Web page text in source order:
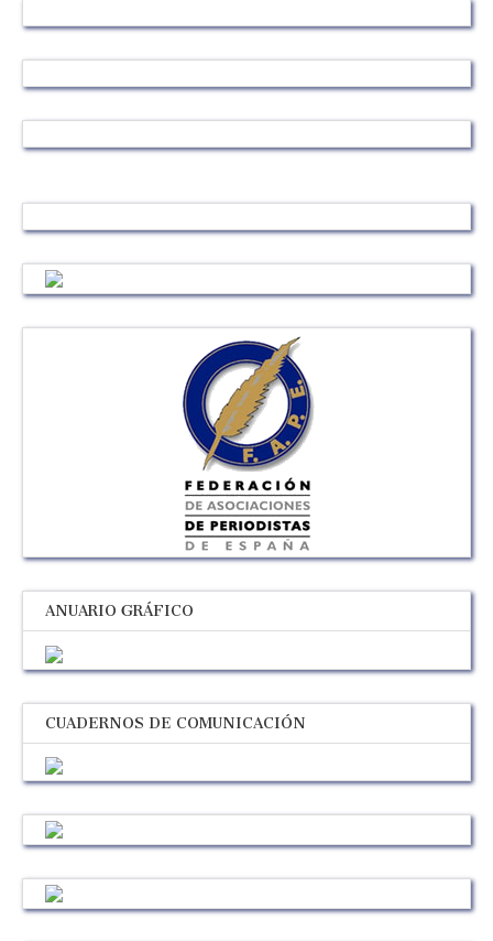
ANUARIO GRÁFICO
CUADERNOS DE COMUNICACIÓN